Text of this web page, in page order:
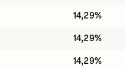
14,29%
14,29%
14,29%